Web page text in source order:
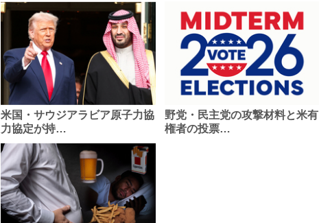
米国・サウジアラビア原子力協
力協定が持…
野党・民主党の攻撃材料と米有
権者の投票…